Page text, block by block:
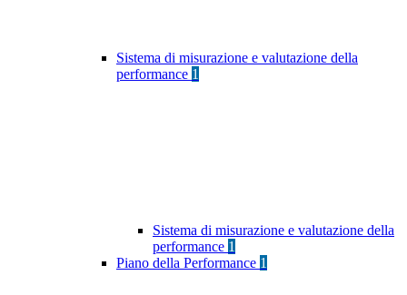
Sistema di misurazione e valutazione della
performance 1
Sistema di misurazione e valutazione della
performance 1
Piano della Performance 1